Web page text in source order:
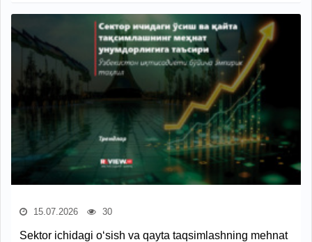
15.07.2026 30
Sektor ichidagi o‘sish va qayta taqsimlashning mehnat